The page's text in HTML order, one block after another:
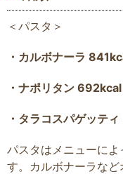
＜パスタ＞
・カルボナーラ
・ナポリタン 692kcal
・タラコスパゲッテ
パスタはメニューに
す。カルボナーラな